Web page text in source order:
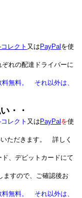
レクト 又は PayPal を使
れの配達ドライバーに
無料。 それ以外は、
・・
レクト 又は PayPal を使
ただきます。 詳しく
、デビットカードにて
ますので、ご確認後お
無料。 それ以外は、